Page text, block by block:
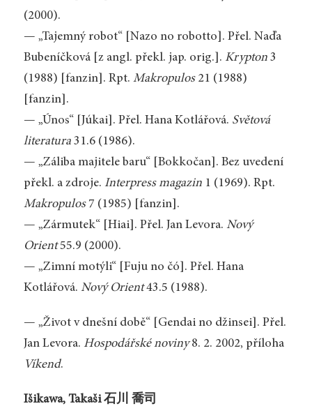
(2000).
— „Tajemný robot“ [Nazo no robotto]. Přel. Naďa
Bubeníčková [z angl. překl. jap. orig.]. Krypton3
(1988) [fanzin]. Rpt. Makropulos21 (1988)
[fanzin].
— „Únos“ [Júkai]. Přel. Hana Kotlářová. Světová
literatura31.6 (1986).
— „Záliba majitele baru“ [Bokkočan]. Bez uvedení
překl. a zdroje. Interpress magazin1 (1969). Rpt.
Makropulos7 (1985) [fanzin].
— „Zármutek“ [Hiai]. Přel. Jan Levora. Nový
Orient55.9 (2000).
— „Zimní motýli“ [Fuju no čó]. Přel. Hana
Kotlářová. Nový Orient43.5 (1988).
— „Život v dnešní době“ [Gendai no džinsei]. Přel.
Jan Levora. Hospodářské noviny8. 2. 2002, příloha
Víkend.
Išikawa, Takaši 石川 喬司